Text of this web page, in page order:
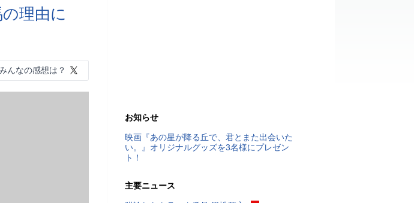
理由に
んなの感想は？
お知らせ
映画『あの星が降る丘で、君とまた出会いた
い。』オリジナルグッズを3名様にプレゼン
ト！
主要ニュース